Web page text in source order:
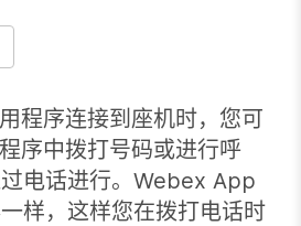
程序连接到座机时，您可
序中拨打号码或进行呼
电话进行。Webex App
样，这样您在拨打电话时